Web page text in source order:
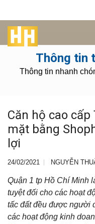
Thông tin
Thông tin nhanh
Căn hộ cao
mặt bằng
lợi
24/02/2021 NGUYỄN
Quận 1 tp Hồ Chí Minh
tuyệt đối cho các hoạt
tấc đất đều được người
các hoạt động kinh